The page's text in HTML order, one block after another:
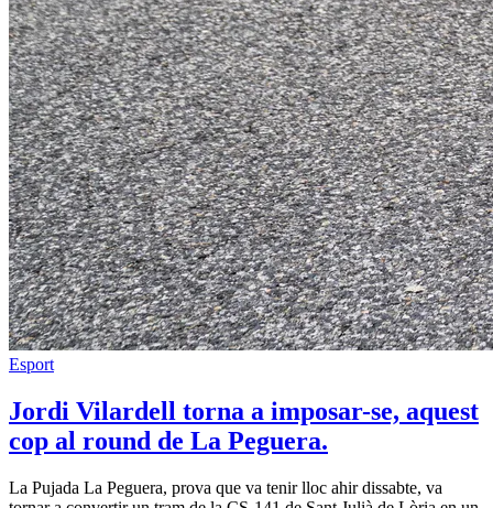
Esport
Jordi Vilardell torna a imposar-se, aquest
cop al round de La Peguera.
La Pujada La Peguera, prova que va tenir lloc ahir dissabte, va